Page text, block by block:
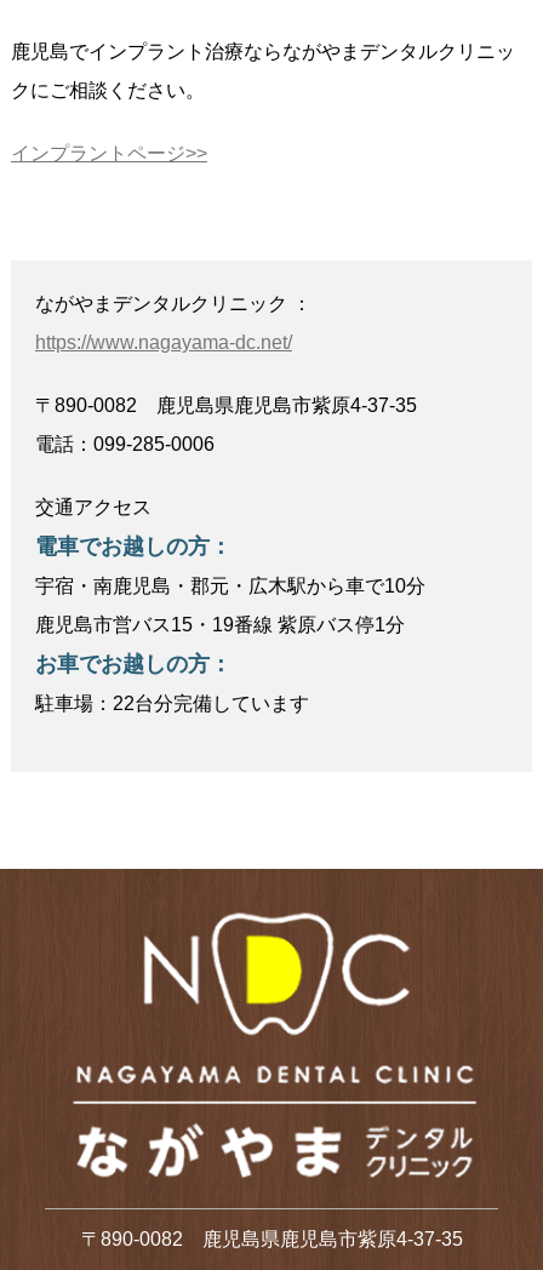
鹿児島でインプラント治療ならながやまデンタルクリニッ
クにご相談ください。
インプラントページ>>
ながやまデンタルクリニック ：
https://www.nagayama-dc.net/
〒890-0082 鹿児島県鹿児島市紫原4-37-35
電話：099-285-0006
交通アクセス
電車でお越しの方：
宇宿・南鹿児島・郡元・広木駅から車で10分
鹿児島市営バス15・19番線 紫原バス停1分
お車でお越しの方：
駐車場：22台分完備しています
〒890-0082 鹿児島県鹿児島市紫原4-37-35